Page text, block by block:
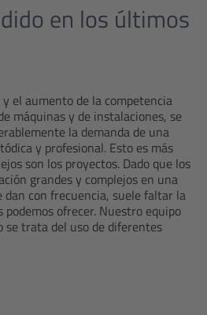
en los últimos
el aumento de la competencia
máquinas y de instalaciones, se
la demanda de una
y profesional. Esto es más
son los proyectos. Dado que los
grandes y complejos en una
dan con frecuencia, suele faltar la
ofrecer. Nuestro equipo
se trata del uso de diferentes